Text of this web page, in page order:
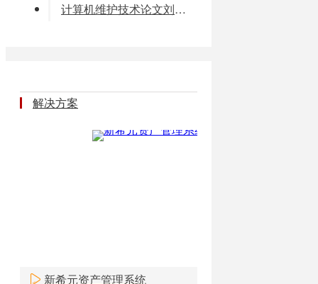
计算机维护技术论文刘坤鹏
解决方案
新希元资产管理系统